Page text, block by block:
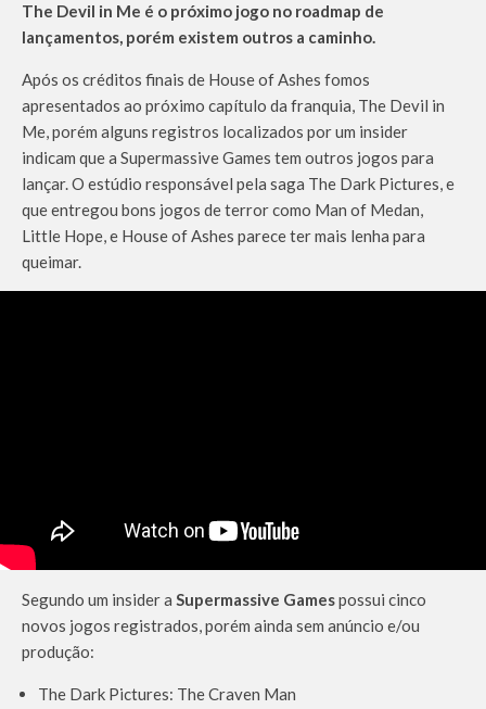
The Devil in Me é o próximo jogo no roadmap de
lançamentos, porém existem outros a caminho.
Após os créditos finais de House of Ashes fomos
apresentados ao próximo capítulo da franquia, The Devil in
Me, porém alguns registros localizados por um insider
indicam que a Supermassive Games tem outros jogos para
lançar. O estúdio responsável pela saga The Dark Pictures, e
que entregou bons jogos de terror como Man of Medan,
Little Hope, e House of Ashes parece ter mais lenha para
queimar.
Segundo um insider a Supermassive Gamespossui cinco
novos jogos registrados, porém ainda sem anúncio e/ou
produção:
The Dark Pictures: The Craven Man